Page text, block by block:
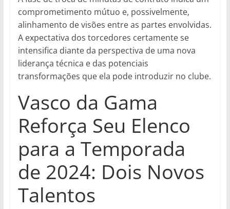
comprometimento mútuo e, possivelmente,
alinhamento de visões entre as partes envolvidas.
A expectativa dos torcedores certamente se
intensifica diante da perspectiva de uma nova
liderança técnica e das potenciais
transformações que ela pode introduzir no clube.
Vasco da Gama
Reforça Seu Elenco
para a Temporada
de 2024: Dois Novos
Talentos